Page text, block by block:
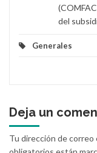
del
Generales
Deja un
Tu dirección de